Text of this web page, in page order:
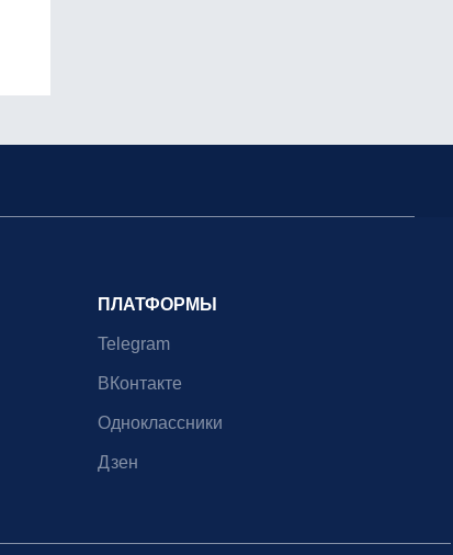
ПЛАТФОРМЫ
Telegram
ВКонтакте
Одноклассники
Дзен